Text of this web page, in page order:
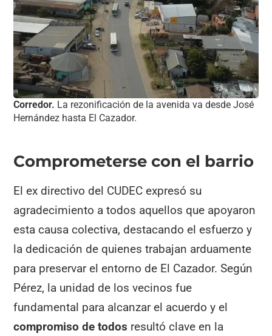
Corredor. La rezonificación de la avenida va desde José
Hernández hasta El Cazador.
Comprometerse con el barrio
El ex directivo del CUDEC expresó su
agradecimiento a todos aquellos que apoyaron
esta causa colectiva, destacando el esfuerzo y
la dedicación de quienes trabajan arduamente
para preservar el entorno de El Cazador. Según
Pérez, la unidad de los vecinos fue
fundamental para alcanzar el acuerdo y el
compromiso de todos resultó clave en la